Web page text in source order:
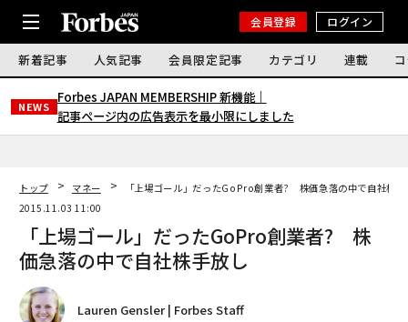
会員登録 ログイン
新着記事 人気記事 会員限定記事 カテゴリ 連載
NEWS
Forbes JAPAN MEMBERSHIP 新機能｜
記事ページ内の広告表示を最小限にしました
トップ マネー
「上場ゴール」だったGoPro創業者? 株価急落の中で自社株手
2015.11.03 11:00
「上場ゴール」だったGoPro創業者? 株
価急落の中で自社株手放し
Lauren Gensler | Forbes Staff